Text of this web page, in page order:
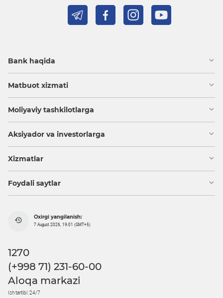
Bank haqida
Matbuot xizmati
Moliyaviy tashkilotlarga
Aksiyador va investorlarga
Xizmatlar
Foydali saytlar
Oxirgi yangilanish:
7 August 2026, 19:01 (GMT+5)
1270
(+998 71) 231-60-00
Aloqa markazi
Ish tartibi: 24/7